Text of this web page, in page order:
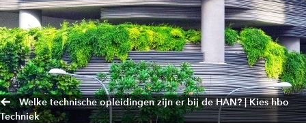
Welke technische opleidingen zijn er bij de HAN? | Kies hbo
Techniek